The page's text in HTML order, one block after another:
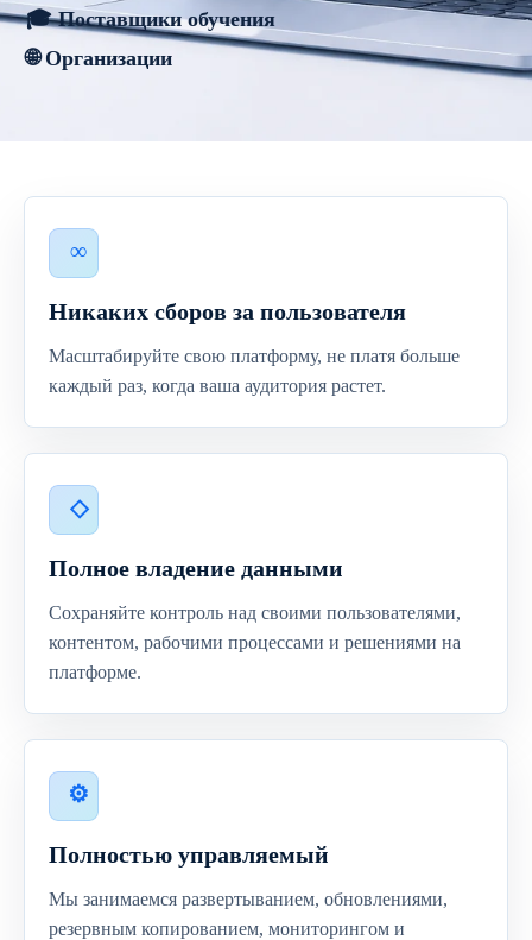
🎓 Поставщики обучения
🌐 Организации
Никаких сборов за пользователя
Масштабируйте свою платформу, не платя больше
каждый раз, когда ваша аудитория растет.
Полное владение данными
Сохраняйте контроль над своими пользователями,
контентом, рабочими процессами и решениями на
платформе.
Полностью управляемый
Мы занимаемся развертыванием, обновлениями,
резервным копированием, мониторингом и